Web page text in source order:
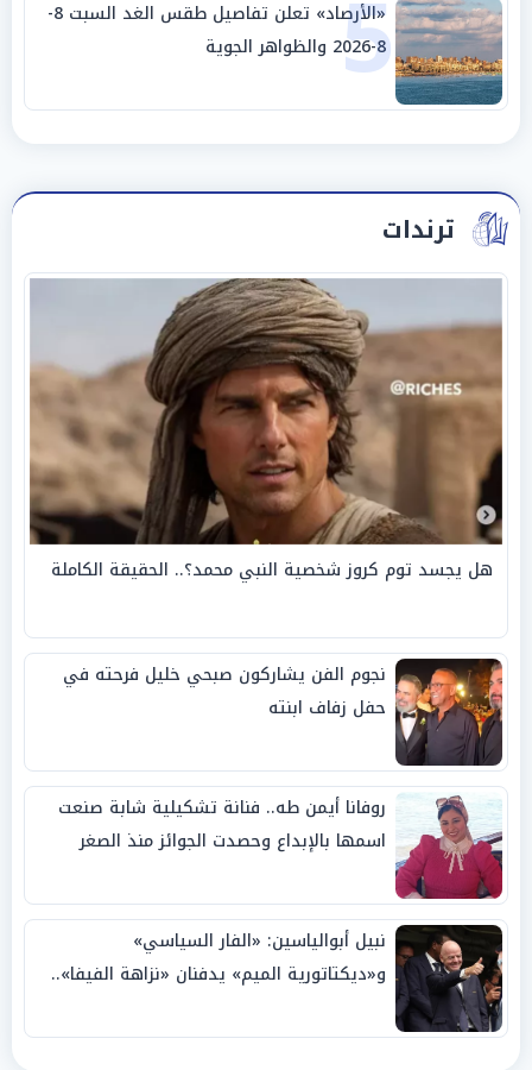
5
«الأرصاد» تعلن تفاصيل طقس الغد السبت 8-
8-2026 والظواهر الجوية
ترندات
هل يجسد توم كروز شخصية النبي محمد؟.. الحقيقة الكاملة
نجوم الفن يشاركون صبحي خليل فرحته في
حفل زفاف ابنته
روفانا أيمن طه.. فنانة تشكيلية شابة صنعت
اسمها بالإبداع وحصدت الجوائز منذ الصغر
نبيل أبوالياسين: «الفار السياسي»
و«ديكتاتورية الميم» يدفنان «نزاهة الفيفا»..